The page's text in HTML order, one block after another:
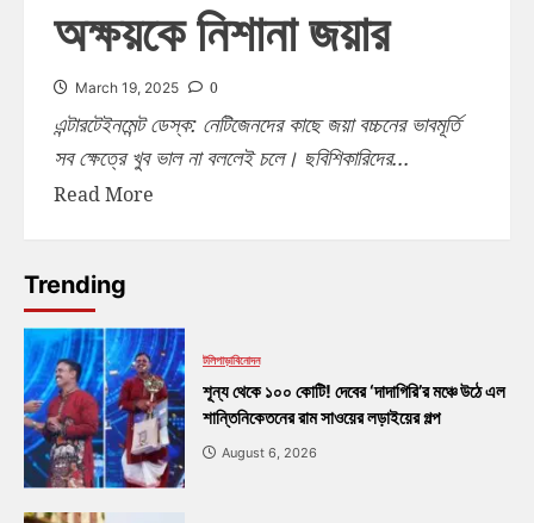
অক্ষয়কে নিশানা জয়ার
March 19, 2025 0
এন্টারটেইনমেন্ট ডেস্ক: নেটিজেনদের কাছে জয়া বচ্চনের ভাবমূর্তি
সব ক্ষেত্রে খুব ভাল না বললেই চলে। ছবিশিকারিদের...
Read More
Trending
টলিপাড়াবিনোদন
শূন্য থেকে ১০০ কোটি! দেবের ‘দাদাগিরি’র মঞ্চে উঠে এল
শান্তিনিকেতনের রাম সাওয়ের লড়াইয়ের গল্প
August 6, 2026